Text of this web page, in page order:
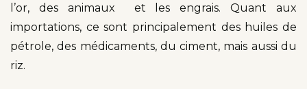
l’or, des animaux et les engrais. Quant aux
importations, ce sont principalement des huiles de
pétrole, des médicaments, du ciment, mais aussi du
riz.